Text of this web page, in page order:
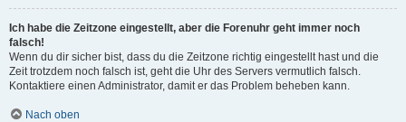
Ich habe die Zeitzone eingestellt, aber die Forenuhr geht immer noch
falsch!
Wenn du dir sicher bist, dass du die Zeitzone richtig eingestellt hast und die
Zeit trotzdem noch falsch ist, geht die Uhr des Servers vermutlich falsch.
Kontaktiere einen Administrator, damit er das Problem beheben kann.
Nach oben